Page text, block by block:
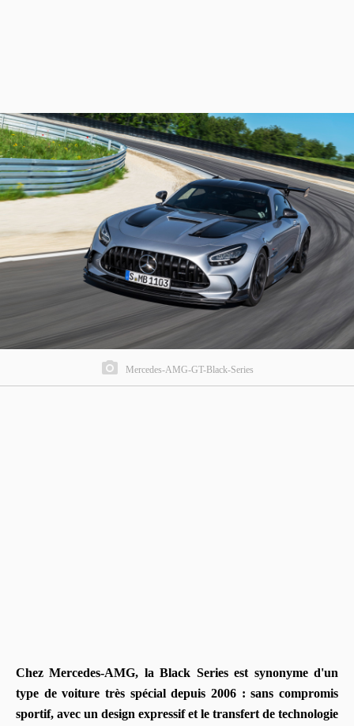
Mercedes-AMG-GT-Black-Series
Chez Mercedes-AMG, la Black Series est synonyme d'un
type de voiture très spécial depuis 2006 : sans compromis
sportif, avec un design expressif et le transfert de technologie